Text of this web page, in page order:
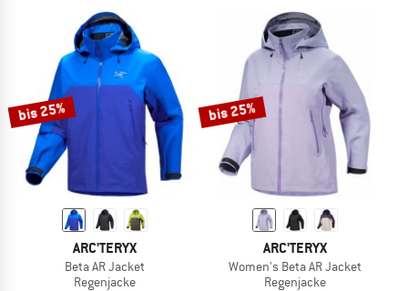
bis 25%
ARC'TERYX
Beta AR Jacket
Regenjacke
bis 25%
ARC'TERYX
Women's Beta AR Jacket
Regenjacke